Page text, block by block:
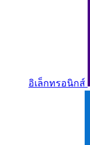
อิเล็กทรอนิกส์